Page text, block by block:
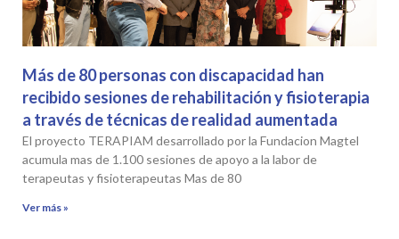
Más de 80 personas con discapacidad han
recibido sesiones de rehabilitación y fisioterapia
a través de técnicas de realidad aumentada
El proyecto TERAPIAM desarrollado por la Fundacion Magtel
acumula mas de 1.100 sesiones de apoyo a la labor de
terapeutas y fisioterapeutas Mas de 80
Ver más »